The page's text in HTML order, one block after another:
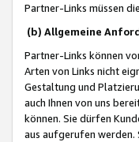
Partner-Links müssen
(b) Allgemeine
Partner-Links können
Arten von Links nicht
Gestaltung und
auch Ihnen von uns
können. Sie dürfen
aus aufgerufen werden.